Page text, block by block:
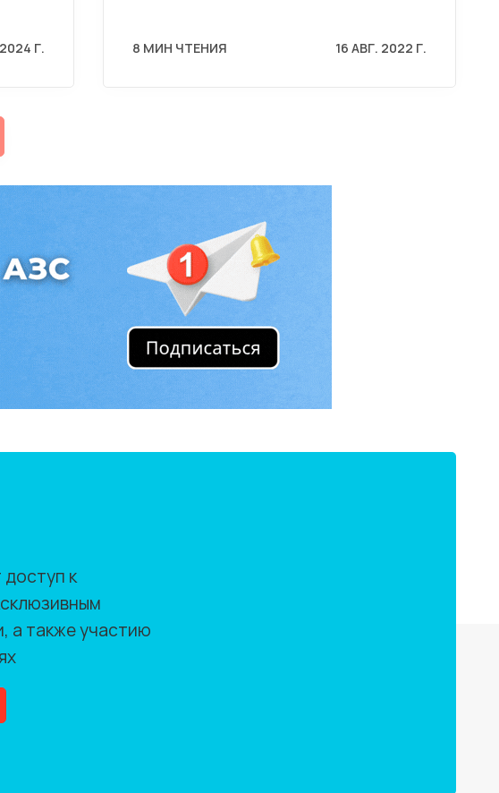
Г. 8 МИН ЧТЕНИЯ 16 АВГ. 2022 Г.
к
а также участию